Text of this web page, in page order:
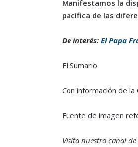
Manifestamos la
pacífica de las
De interés: El Papa
El Sumario
Con información de
Fuente de imagen
Visita nuestro canal